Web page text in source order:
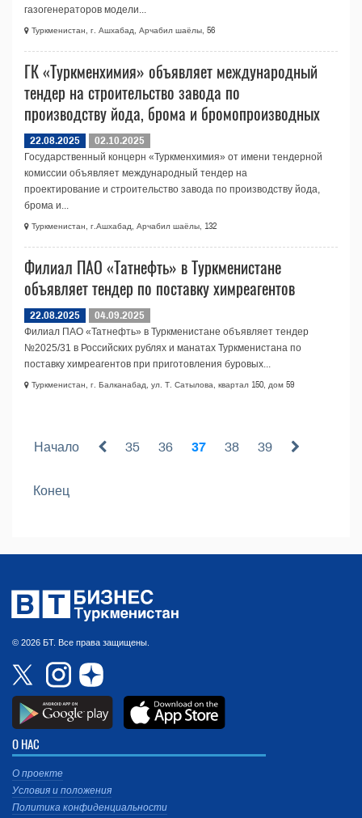
газогенераторов модели...
Туркменистан, г. Ашхабад, Арчабил шаёлы, 56
ГК «Туркменхимия» объявляет международный
тендер на строительство завода по
производству йода, брома и бромопроизводных
22.08.2025
02.10.2025
Государственный концерн «Туркменхимия» от имени тендерной
комиссии объявляет международный тендер на
проектирование и строительство завода по производству йода,
брома и...
Туркменистан, г.Ашхабад, Арчабил шаёлы, 132
Филиал ПАО «Татнефть» в Туркменистане
объявляет тендер по поставку химреагентов
22.08.2025
04.09.2025
Филиал ПАО «Татнефть» в Туркменистане объявляет тендер
№2025/31 в Российских рублях и манатах Туркменистана по
поставку химреагентов при приготовления буровых...
Туркменистан, г. Балканабад, ул. Т. Сатылова, квартал 150, дом 59
Начало 35 36 37 38 39
Конец
© 2026 БТ. Все права защищены.
О НАС
О проекте
Условия и положения
Политика конфиденциальности